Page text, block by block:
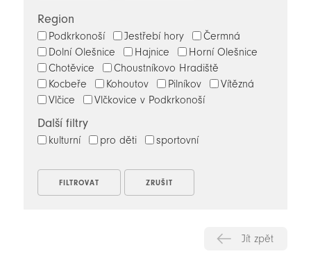
Region
Podkrkonoší Jestřebí hory
Čermná
Dolní Olešnice
Hajnice
Horní Olešnice
Chotěvice
Choustníkovo Hradiště
Kocbeře
Kohoutov Pilníkov
Vítězná
Vlčice
Vlčkovice v Podkrkonoší
Další filtry
kulturní pro děti sportovní
Jít zpět